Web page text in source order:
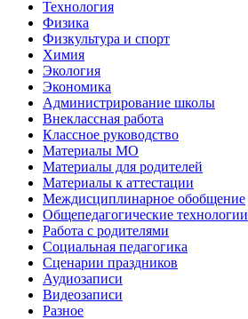
Технология
Физика
Физкультура и спорт
Химия
Экология
Экономика
Администрирование школы
Внеклассная работа
Классное руководство
Материалы МО
Материалы для родителей
Материалы к аттестации
Междисциплинарное обобщение
Общепедагогические технологии
Работа с родителями
Социальная педагогика
Сценарии праздников
Аудиозаписи
Видеозаписи
Разное